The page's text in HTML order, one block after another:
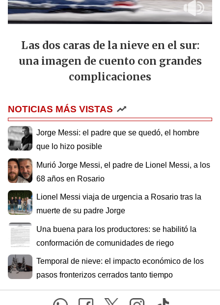
Las dos caras de la nieve en el sur:
una imagen de cuento con grandes
complicaciones
NOTICIAS MÁS VISTAS
Jorge Messi: el padre que se quedó, el hombre
que lo hizo posible
Murió Jorge Messi, el padre de Lionel Messi, a los
68 años en Rosario
Lionel Messi viaja de urgencia a Rosario tras la
muerte de su padre Jorge
Una buena para los productores: se habilitó la
conformación de comunidades de riego
Temporal de nieve: el impacto económico de los
pasos fronterizos cerrados tanto tiempo